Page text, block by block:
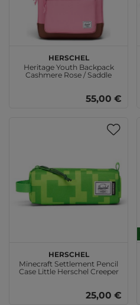
Herschel
Heritage Youth Backpack
Cashmere Rose / Saddle
55,00 €
Herschel
Minecraft Settlement Pencil
Case Little Herschel Creeper
25,00 €